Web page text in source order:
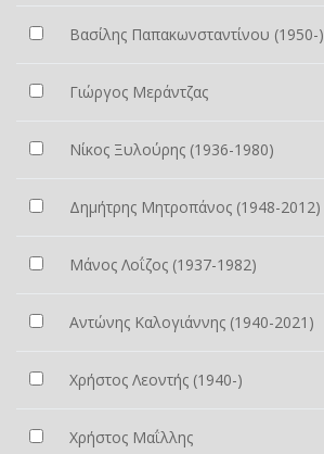
Βασίλης Παπακωνσταντίνου (1950-)
Γιώργος Μεράντζας
Νίκος Ξυλούρης (1936-1980)
Δημήτρης Μητροπάνος (1948-2012)
Μάνος Λοΐζος (1937-1982)
Αντώνης Καλογιάννης (1940-2021)
Χρήστος Λεοντής (1940-)
Χρήστος Μαΐλλης